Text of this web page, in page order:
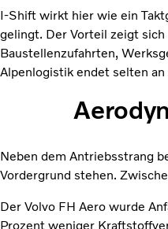
I-Shift wirkt hier wie ein
gelingt. Der Vorteil zeigt
Baustellenzufahrten,
Alpenlogistik endet selten
Neben dem Antriebsstrang
Vordergrund stehen.
Der Volvo FH Aero wurde
Prozent weniger